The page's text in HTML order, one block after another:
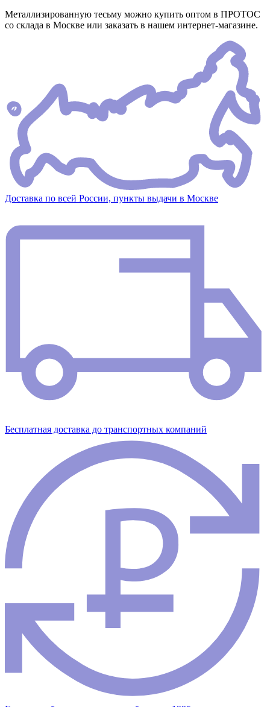
Металлизированную тесьму можно купить оптом в ПРОТОС
со склада в Москве или заказать в нашем интернет-магазине.
Доставка по всей России, пункты выдачи в Москве
Бесплатная доставка до транспортных компаний